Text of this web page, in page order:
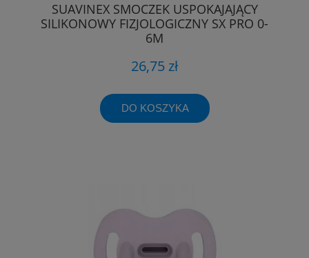
SUAVINEX SMOCZEK USPOKAJAJĄCY
SILIKONOWY FIZJOLOGICZNY SX PRO 0-
6M
26,75 zł
DO KOSZYKA